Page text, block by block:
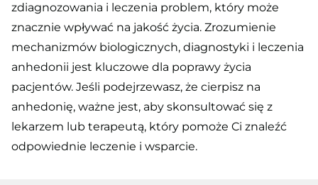
zdiagnozowania i leczenia problem, który może
znacznie wpływać na jakość życia. Zrozumienie
mechanizmów biologicznych, diagnostyki i leczenia
anhedonii jest kluczowe dla poprawy życia
pacjentów. Jeśli podejrzewasz, że cierpisz na
anhedonię, ważne jest, aby skonsultować się z
lekarzem lub terapeutą, który pomoże Ci znaleźć
odpowiednie leczenie i wsparcie.